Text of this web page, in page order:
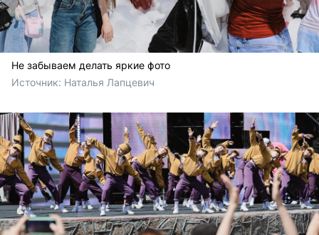
Не забываем делать яркие фото
Источник: Наталья Лапцевич